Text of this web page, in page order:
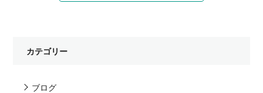
カテゴリー
ブログ